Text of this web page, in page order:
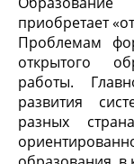
приобретает
Проблемам
открытого
работы.
развития
разных